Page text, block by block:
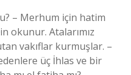
– Merhum için hatim
okunur. Atalarımız
vakıflar kurmuşlar. –
üç İhlas ve bir